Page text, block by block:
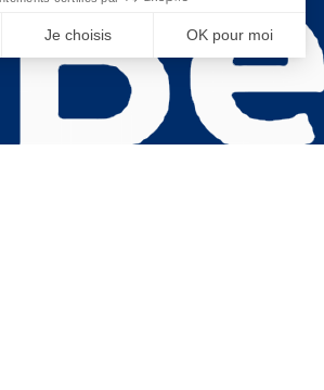
Je choisis OK pour moi
du Consentement : Personnalisez vos
permet d'adapter et de gérer vos